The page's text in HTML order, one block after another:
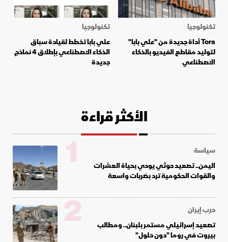
تكنولوجيا
Tora أداة جديدة من "علي بابا"
لتوليد مقاطع الفيديو بالذكاء
الاصطناعي
تكنولوجيا
علي بابا تخطط لقيادة سباق
الذكاء الاصطناعي بإطلاق 4 نماذج
جديدة
الأكثر قراءة
سياسة
اليمن.. تصعيد حوثي يودي بحياة العشرات
والقوات الحكومية ترد بضربات واسعة
1
حرب إيران
تصعيد إسرائيلي مستمر بلبنان.. ومطالب
بيروت في روما "دون حلول"
2